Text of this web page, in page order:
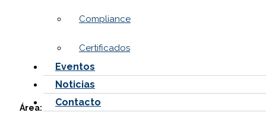
Compliance
Certificados
Eventos
Noticias
Contacto
Área: